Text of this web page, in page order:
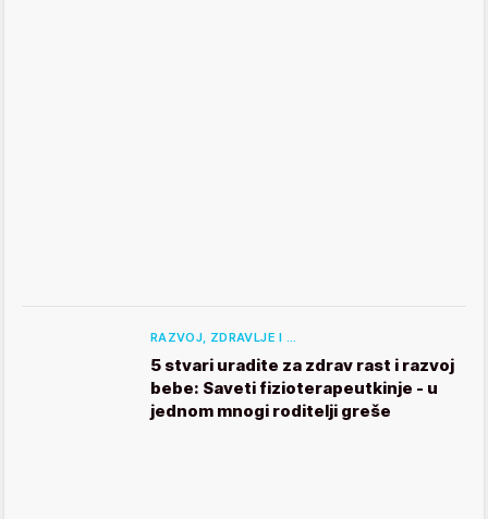
RAZVOJ, ZDRAVLJE I …
5 stvari uradite za zdrav rast i razvoj
bebe: Saveti fizioterapeutkinje - u
jednom mnogi roditelji greše